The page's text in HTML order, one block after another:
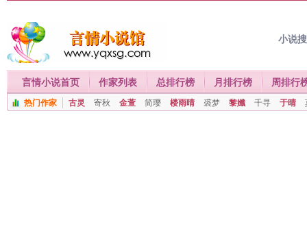
小说
言情小说首页 作家列表 总排行榜 月排行榜 周排行
热门作家 古灵 寄秋 金萱 简璎 楼雨晴 裘梦 黎孅 千寻 于晴